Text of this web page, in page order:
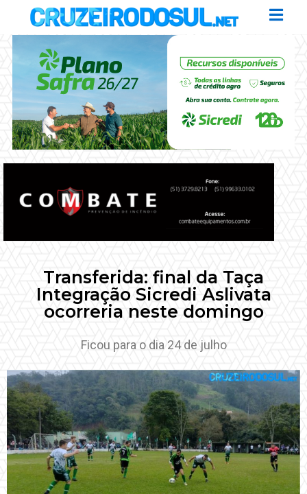
Transferida: final da Taça
Integração Sicredi Aslivata
ocorreria neste domingo
Ficou para o dia 24 de julho